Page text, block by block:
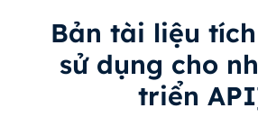
Bản tài liệu
sử dụng cho
triển